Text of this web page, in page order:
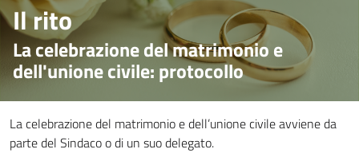
Il rito
La celebrazione del matrimonio e
dell'unione civile: protocollo
La celebrazione del matrimonio e dell’unione civile avviene da
parte del Sindaco o di un suo delegato.